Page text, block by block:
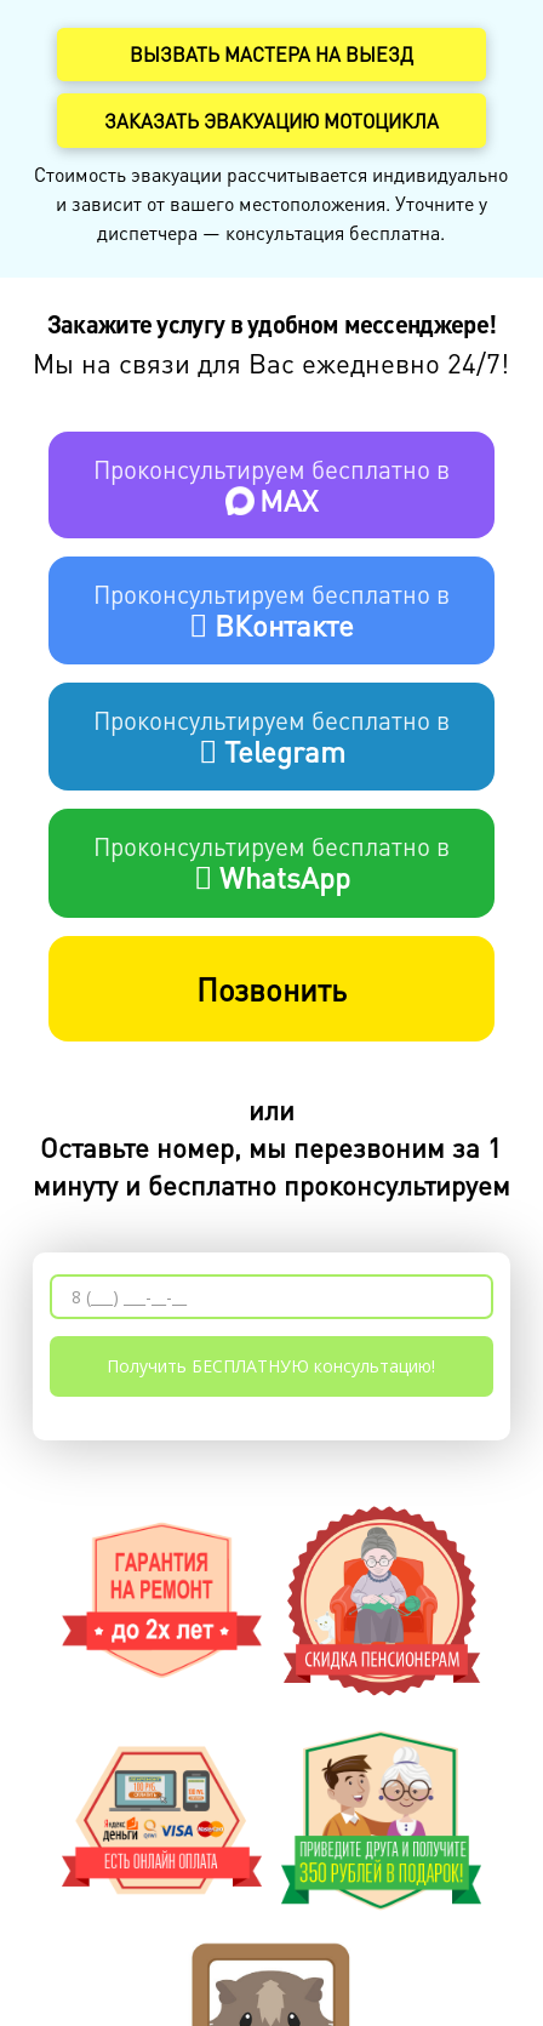
ВЫЗВАТЬ МАСТЕРА НА ВЫЕЗД
ЗАКАЗАТЬ ЭВАКУАЦИЮ МОТОЦИКЛА
Стоимость эвакуации рассчитывается индивидуально
и зависит от вашего местоположения. Уточните у
диспетчера — консультация бесплатна.
Закажите услугу в удобном мессенджере!
Мы на связи для Вас ежедневно 24/7!
Проконсультируем бесплатно в
MAX
Проконсультируем бесплатно в
ВКонтакте
Проконсультируем бесплатно в
Telegram
Проконсультируем бесплатно в
WhatsApp
Позвонить
или
Оставьте номер, мы перезвоним за 1
минуту и бесплатно проконсультируем